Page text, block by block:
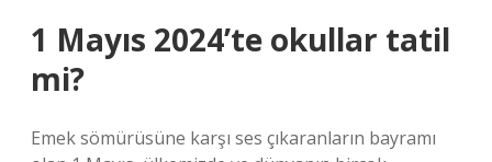
1 Mayıs 2024’te okullar tatil
mi?
Emek sömürüsüne karşı ses çıkaranların bayramı